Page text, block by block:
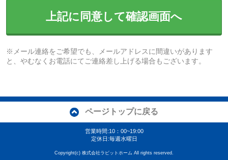
上記に同意して確認画面へ
※メール連絡をご希望でも、メールアドレスに間違いがあります
と、やむなくお電話にてご連絡差し上げる場合もございます。
ページトップに戻る
営業時間:10：00~19:00
定休日:毎週水曜日
Copyright(c) 株式会社ラビットホーム All rights reserved.